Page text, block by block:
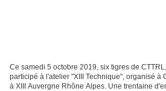
Ce samedi 5 octobre 2019, six tigres de
participé à l'atelier "XIII Technique", organisé à
à XIII Auvergne Rhône Alpes. Une trentaine